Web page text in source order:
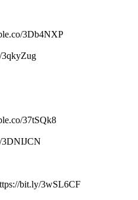
3Db4NXP
3qkyZug
37tSQk8
3DNIJCN
bit.ly/3wSL6CF